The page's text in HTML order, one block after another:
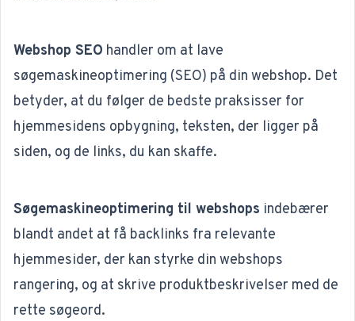
Webshop SEO handler om at lave
søgemaskineoptimering (SEO) på din webshop. Det
betyder, at du følger de bedste praksisser for
hjemmesidens opbygning, teksten, der ligger på
siden, og de links, du kan skaffe.
Søgemaskineoptimering til webshops indebærer
blandt andet at få backlinks fra relevante
hjemmesider, der kan styrke din webshops
rangering, og at skrive produktbeskrivelser med de
rette søgeord.